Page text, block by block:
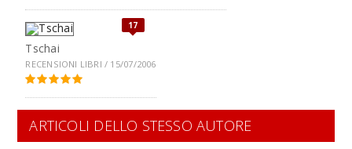
17
Tschai
RECENSIONI LIBRI / 15/07/2006
ARTICOLI DELLO STESSO AUTORE